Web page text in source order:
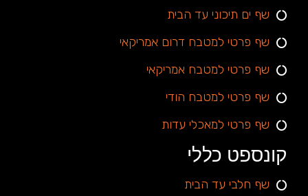
שף ים תיכוני עד הבית
שף פרטי למטבח דרום אמריקאי
שף פרטי למטבח אמריקאי
שף פרטי למטבח הודי
שף פרטי למאכלי עדות
קונספט כללי
שף חלבי עד הבית